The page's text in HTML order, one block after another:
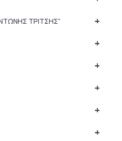
+
ΤΡΙΤΣΗΣ”
+
+
+
+
+